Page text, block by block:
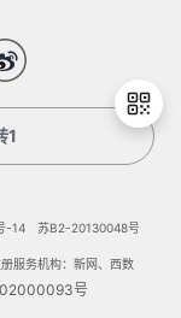
1
-14
苏B2-20130048号
服务机构：新网、西数
号